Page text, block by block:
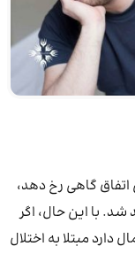
اتفاق گاهی رخ دهد،
با این حال، اگر
مبتلا به اختلال